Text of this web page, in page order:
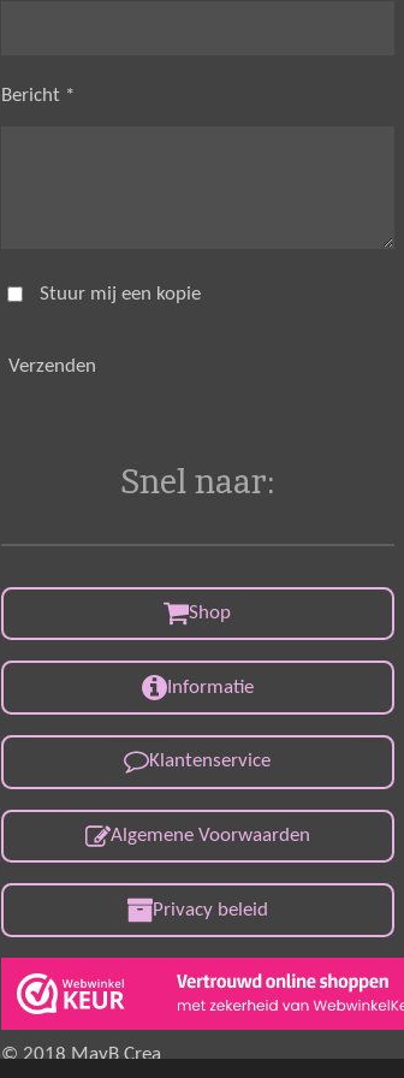
Bericht *
Stuur mij een kopie
Verzenden
Snel naar:
Shop
Informatie
Klantenservice
Algemene Voorwaarden
Privacy beleid
© 2018 MayB Crea